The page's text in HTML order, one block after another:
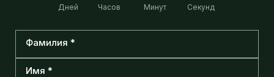
Дней Часов Минут Секунд
Фамилия *
Имя *